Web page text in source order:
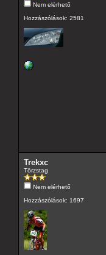
Nem elérhető
Hozzászólások: 2581
Trekxc
Törzstag
Nem elérhető
Hozzászólások: 1697